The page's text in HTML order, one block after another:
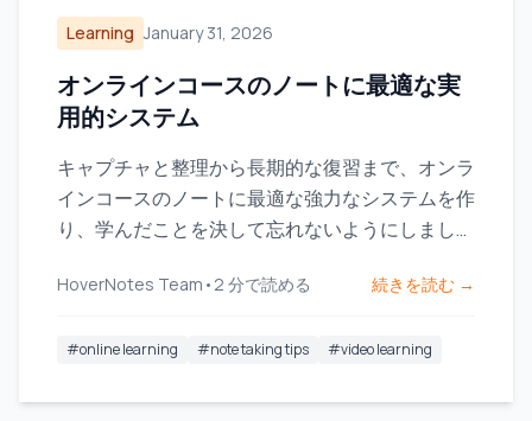
Learning January 31, 2026
オンラインコースのノートに最適な実
用的システム
キャプチャと整理から長期的な復習まで、オンラ
インコースのノートに最適な強力なシステムを作
り、学んだことを決して忘れないようにしましょ
HoverNotes Team • 2 分で読める 続きを読む →
#online learning #note taking tips #video learning